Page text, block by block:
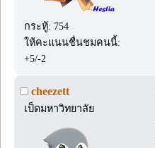
กระทู้: 754
ให้คะแนนชื่นชมคนนี้:
+5/-2
cheezett
เป็ดมหาวิทยาลัย